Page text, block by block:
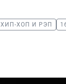
ХИП-ХОП И РЭП